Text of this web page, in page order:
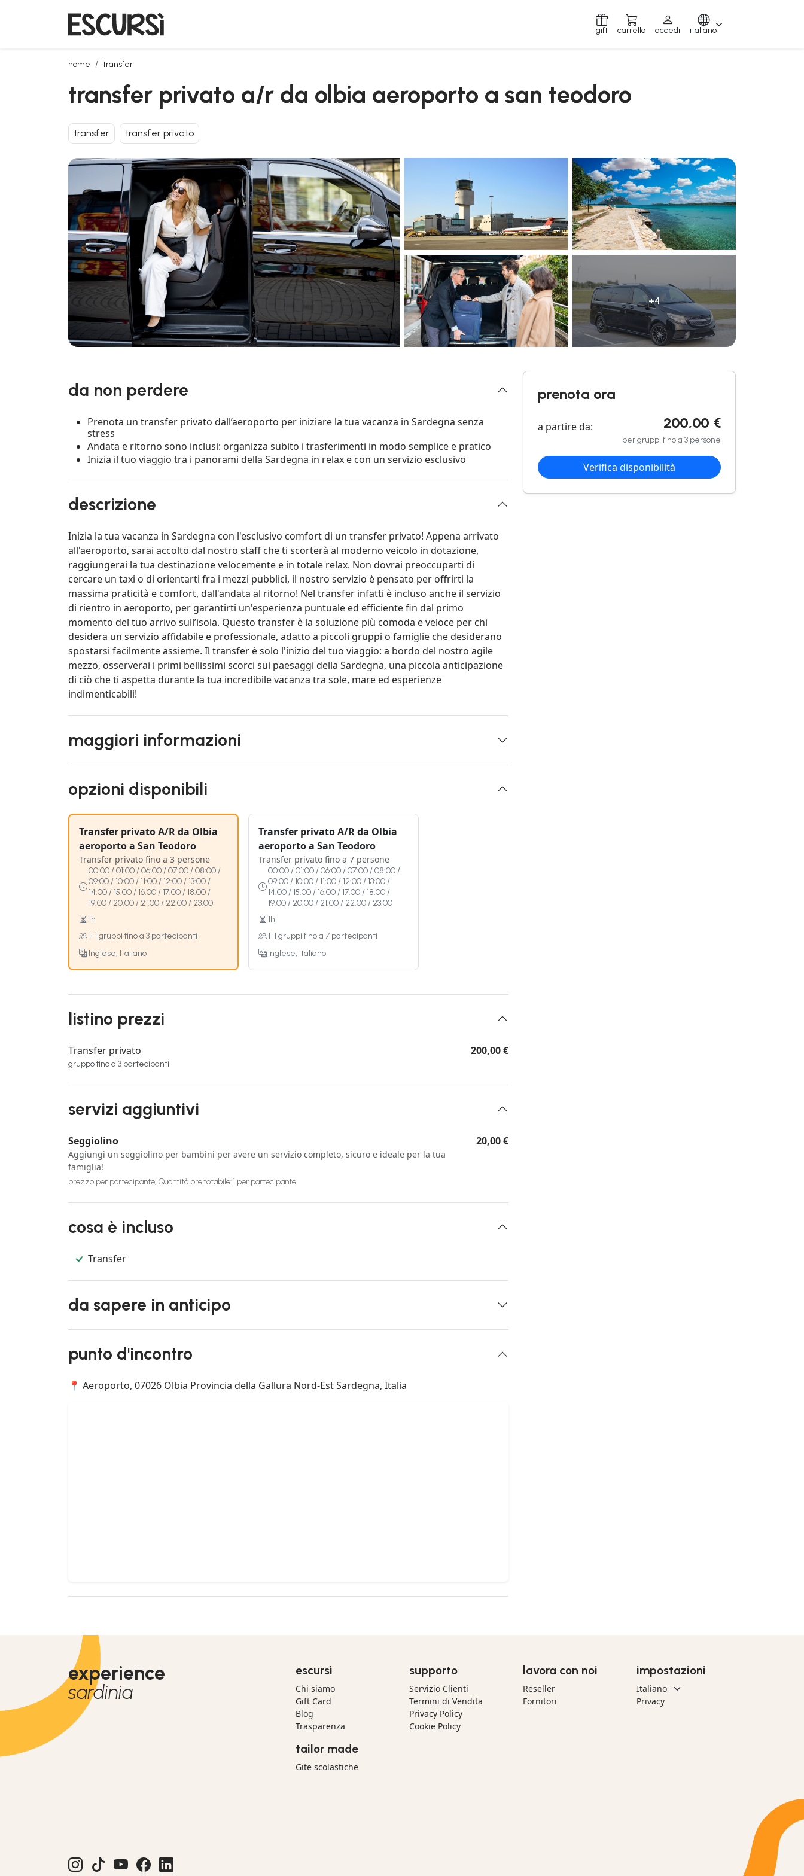
gift carrello accedi italiano
home transfer
transfer privato a/r da olbia aeroporto a san teodoro
transfer privato a/r da olbia aeroporto a san teodoro
transfer transfer privato
+4
da non perdere
Prenota un transfer privato dall’aeroporto per iniziare la tua vacanza in Sardegna senza
stress
Andata e ritorno sono inclusi: organizza subito i trasferimenti in modo semplice e pratico
Inizia il tuo viaggio tra i panorami della Sardegna in relax e con un servizio esclusivo
descrizione
Inizia la tua vacanza in Sardegna con l'esclusivo comfort di un transfer privato! Appena arrivato
all'aeroporto, sarai accolto dal nostro staff che ti scorterà al moderno veicolo in dotazione,
raggiungerai la tua destinazione velocemente e in totale relax. Non dovrai preoccuparti di
cercare un taxi o di orientarti fra i mezzi pubblici, il nostro servizio è pensato per offrirti la
massima praticità e comfort, dall'andata al ritorno! Nel transfer infatti è incluso anche il servizio
di rientro in aeroporto, per garantirti un'esperienza puntuale ed efficiente fin dal primo
momento del tuo arrivo sull’isola. Questo transfer è la soluzione più comoda e veloce per chi
desidera un servizio affidabile e professionale, adatto a piccoli gruppi o famiglie che desiderano
spostarsi facilmente assieme. Il transfer è solo l'inizio del tuo viaggio: a bordo del nostro agile
mezzo, osserverai i primi bellissimi scorci sui paesaggi della Sardegna, una piccola anticipazione
di ciò che ti aspetta durante la tua incredibile vacanza tra sole, mare ed esperienze
indimenticabili!
maggiori informazioni
opzioni disponibili
Transfer privato A/R da Olbia
aeroporto a San Teodoro
Transfer privato fino a 3 persone
00:00 / 01:00 / 06:00 / 07:00 / 08:00 /
09:00 / 10:00 / 11:00 / 12:00 / 13:00 /
14:00 / 15:00 / 16:00 / 17:00 / 18:00 /
19:00 / 20:00 / 21:00 / 22:00 / 23:00
1h
1-1 gruppi fino a 3 partecipanti
Inglese, Italiano
Transfer privato A/R da Olbia
aeroporto a San Teodoro
Transfer privato fino a 7 persone
00:00 / 01:00 / 06:00 / 07:00 / 08:00 /
09:00 / 10:00 / 11:00 / 12:00 / 13:00 /
14:00 / 15:00 / 16:00 / 17:00 / 18:00 /
19:00 / 20:00 / 21:00 / 22:00 / 23:00
1h
1-1 gruppi fino a 7 partecipanti
Inglese, Italiano
listino prezzi
Transfer privato
gruppo fino a 3 partecipanti
200,00 €
servizi aggiuntivi
Seggiolino
Aggiungi un seggiolino per bambini per avere un servizio completo, sicuro e ideale per la tua
famiglia!
20,00 €
prezzo per partecipante, Quantità prenotabile: 1 per partecipante
cosa è incluso
Transfer
da sapere in anticipo
punto d'incontro
📍 Aeroporto, 07026 Olbia Provincia della Gallura Nord-Est Sardegna, Italia
prenota ora
a partire da: 200,00 €
per gruppi fino a 3 persone
Verifica disponibilità
experience
sardinia
escursì
Chi siamo
Gift Card
Blog
Trasparenza
tailor made
Gite scolastiche
supporto
Servizio Clienti
Termini di Vendita
Privacy Policy
Cookie Policy
lavora con noi
Reseller
Fornitori
impostazioni
Privacy